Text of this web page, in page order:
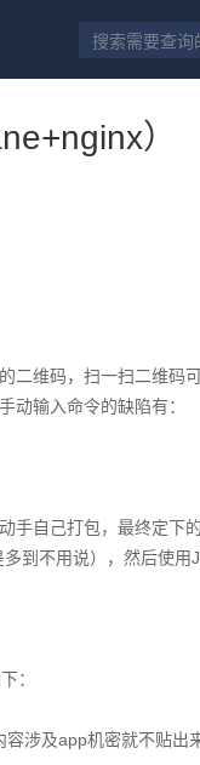
）
二维码，扫一扫二维码
动输入命令的缺陷有：
手自己打包，最终定下
到不用说），然后使用
：
涉及app机密就不贴出